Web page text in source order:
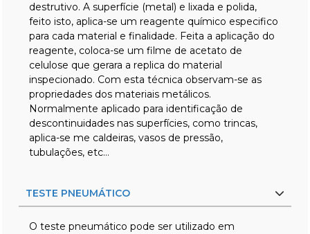
destrutivo. A superfície (metal) e lixada e polida,
feito isto, aplica-se um reagente químico especifico
para cada material e finalidade. Feita a aplicação do
reagente, coloca-se um filme de acetato de
celulose que gerara a replica do material
inspecionado. Com esta técnica observam-se as
propriedades dos materiais metálicos.
Normalmente aplicado para identificação de
descontinuidades nas superfícies, como trincas,
aplica-se me caldeiras, vasos de pressão,
tubulações, etc…
TESTE PNEUMÁTICO
O teste pneumático pode ser utilizado em